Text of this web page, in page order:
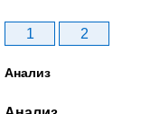
1 2
Анализ